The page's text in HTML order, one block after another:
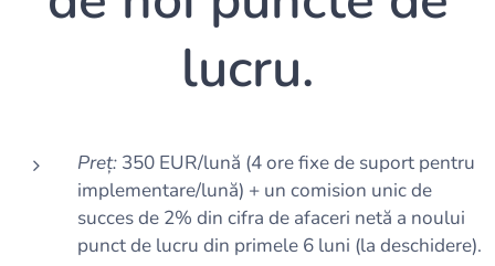
lucru.
Preț: 350 EUR/lună (4 ore fixe de suport pentru
implementare/lună) + un comision unic de
succes de 2% din cifra de afaceri netă a noului
punct de lucru din primele 6 luni (la deschidere).